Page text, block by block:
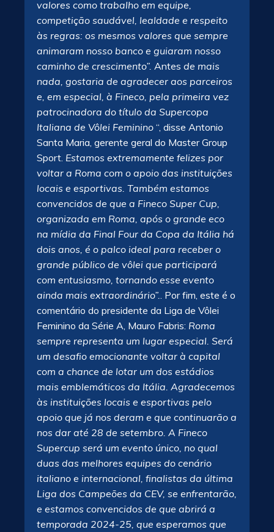
valores como trabalho em equipe,
competição saudável, lealdade e respeito
às regras: os mesmos valores que sempre
animaram nosso banco e guiaram nosso
caminho de crescimento”. Antes de mais
nada, gostaria de agradecer aos parceiros
e, em especial, à Fineco, pela primeira vez
patrocinadora do título da Supercopa
Italiana de Vôlei Feminino “, disse Antonio
Santa Maria, gerente geral do Master Group
Sport. Estamos extremamente felizes por
voltar a Roma com o apoio das instituições
locais e esportivas. Também estamos
convencidos de que a Fineco Super Cup,
organizada em Roma, após o grande eco
na mídia da Final Four da Copa da Itália há
dois anos, é o palco ideal para receber o
grande público de vôlei que participará
com entusiasmo, tornando esse evento
ainda mais extraordinário”.. Por fim, este é o
comentário do presidente da Liga de Vôlei
Feminino da Série A, Mauro Fabris: Roma
sempre representa um lugar especial. Será
um desafio emocionante voltar à capital
com a chance de lotar um dos estádios
mais emblemáticos da Itália. Agradecemos
às instituições locais e esportivas pelo
apoio que já nos deram e que continuarão a
nos dar até 28 de setembro. A Fineco
Supercup será um evento único, no qual
duas das melhores equipes do cenário
italiano e internacional, finalistas da última
Liga dos Campeões da CEV, se enfrentarão,
e estamos convencidos de que abrirá a
temporada 2024-25, que esperamos que